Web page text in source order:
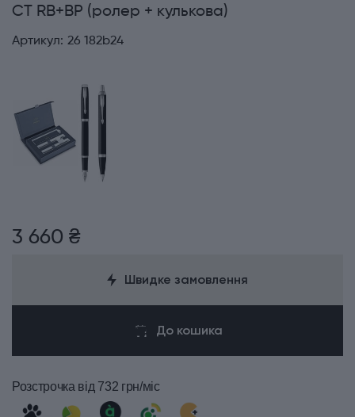
CT RB+BP (ролер + кулькова)
Артикул: 26 182b24
3 660 ₴
Швидке замовлення
До кошика
Розстрочка від 732 грн/міс